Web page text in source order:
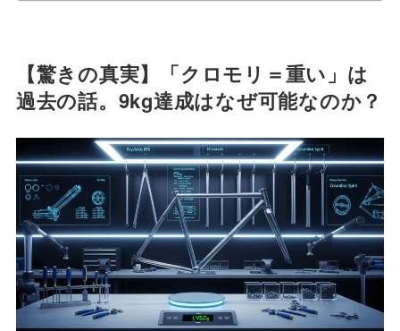
【驚きの真実】「クロモリ＝重い」は
過去の話。9kg達成はなぜ可能なのか？